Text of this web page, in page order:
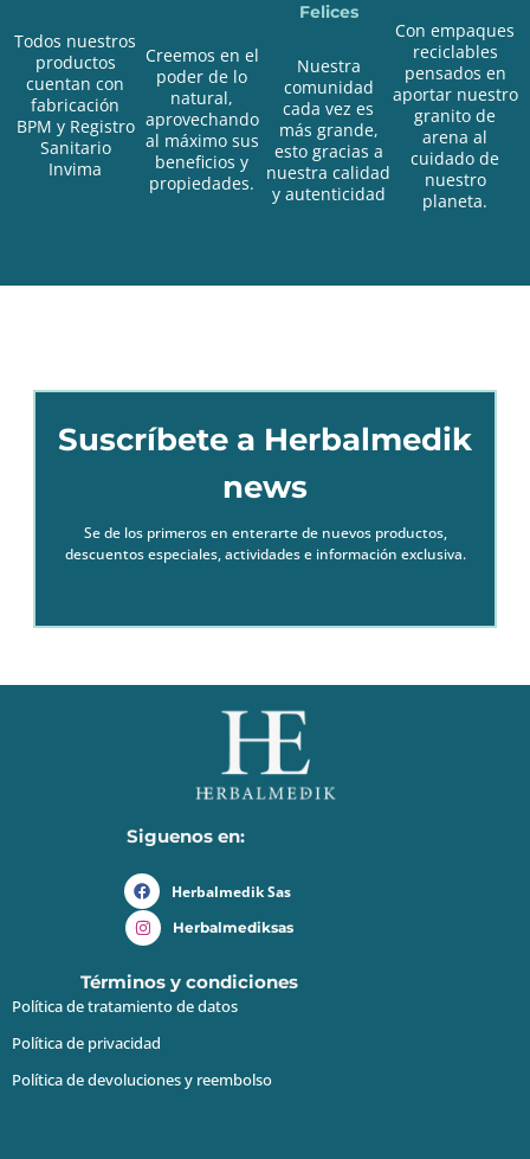
Todos nuestros
productos
cuentan con
fabricación
BPM y Registro
Sanitario
Invima
Creemos en el
poder de lo
natural,
aprovechando
al máximo sus
beneficios y
propiedades.
Felices
Nuestra
comunidad
cada vez es
más grande,
esto gracias a
nuestra calidad
y autenticidad
Con empaques
reciclables
pensados en
aportar nuestro
granito de
arena al
cuidado de
nuestro
planeta.
Suscríbete a Herbalmedik
news
Se de los primeros en enterarte de nuevos productos,
descuentos especiales,actividades e información exclusiva.
Siguenos en:
Herbalmedik Sas
Herbalmediksas
Términos y condiciones
Política de tratamiento de datos
Política de privacidad
Política de devoluciones y reembolso